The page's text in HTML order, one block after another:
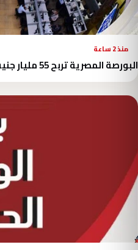
منذ 2 ساعة
البورصة المصرية تربح 55 مليار جنيه في أولى جلسات الأسبوع